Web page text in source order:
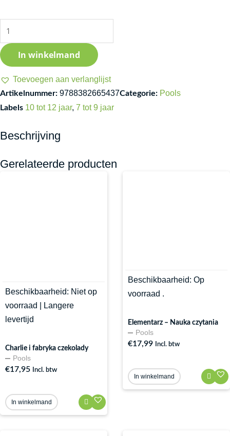
In winkelmand
Toevoegen aan verlanglijst
Artikelnummer: 9788382665437Categorie: Pools
Labels 10 tot 12 jaar, 7 tot 9 jaar
Beschrijving
Gerelateerde producten
Beschikbaarheid: Niet op
voorraad | Langere
levertijd
Charlie i fabryka czekolady
Pools
€17,95 Incl. btw
In winkelmand
Beschikbaarheid: Op
voorraad .
Elementarz – Nauka czytania
Pools
€17,99 Incl. btw
In winkelmand